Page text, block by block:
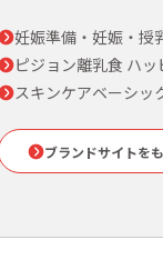
妊娠準備・妊娠・授
ピジョン離乳食 ハ
スキンケアベーシッ
ブランドサイトを